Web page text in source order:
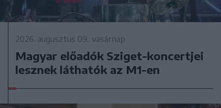
2026. augusztus 09., vasárnap
Magyar előadók Sziget-koncertjei
lesznek láthatók az M1-en